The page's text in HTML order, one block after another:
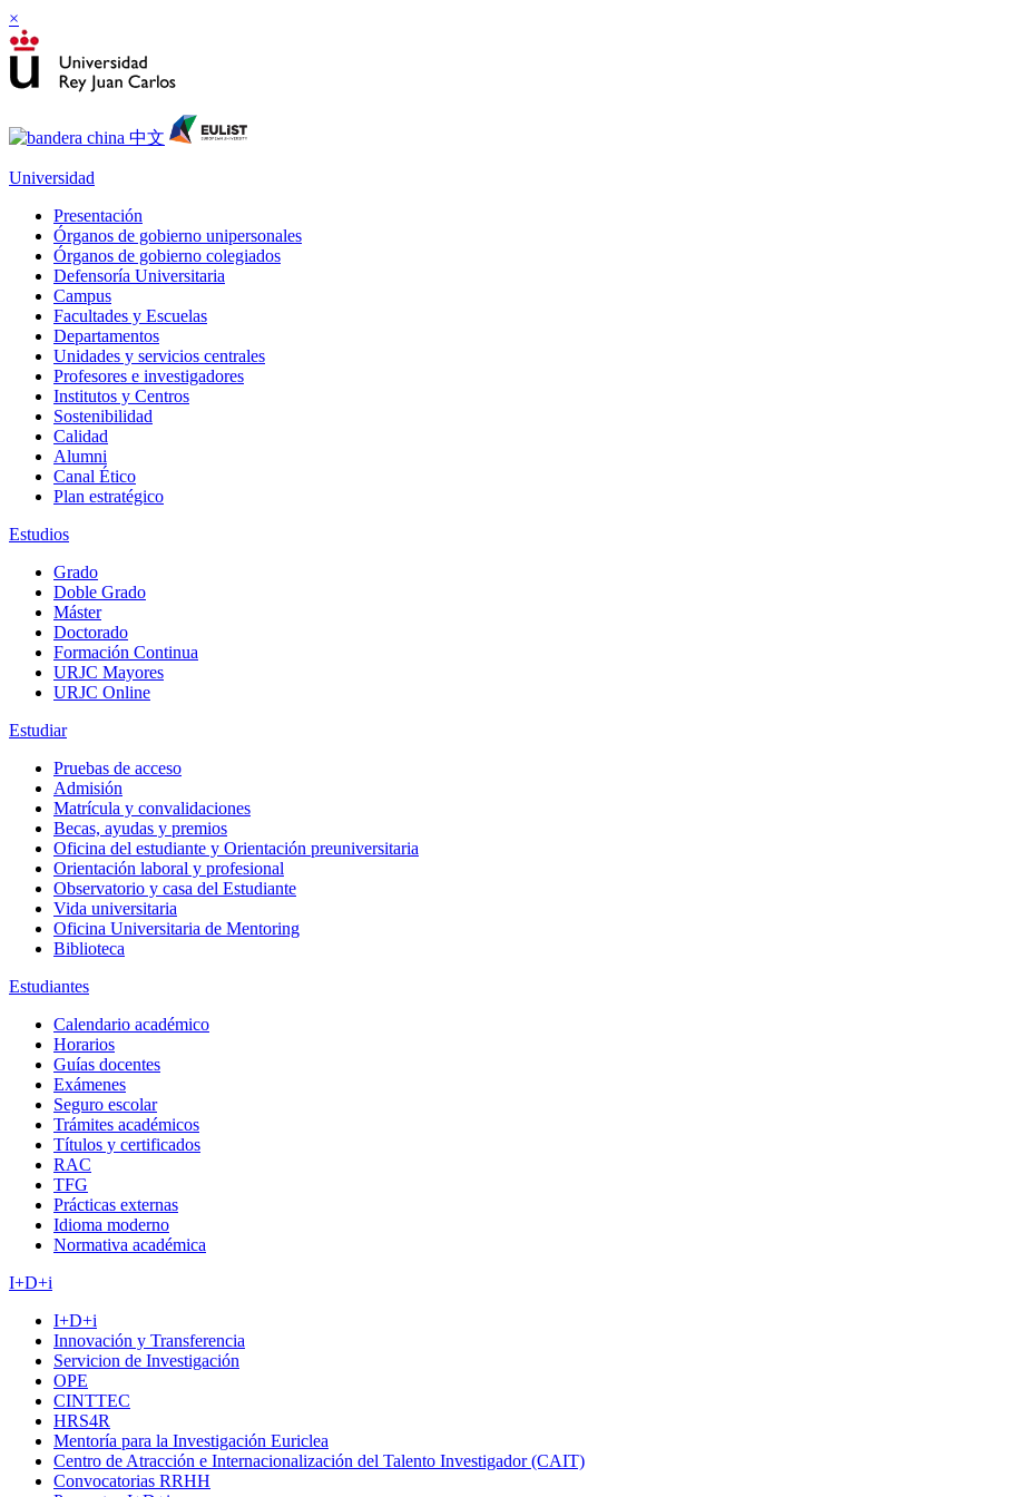
×
Universidad
Presentación
Órganos de gobierno unipersonales
Órganos de gobierno colegiados
Defensoría Universitaria
Campus
Facultades y Escuelas
Departamentos
Unidades y servicios centrales
Profesores e investigadores
Institutos y Centros
Sostenibilidad
Calidad
Alumni
Canal Ético
Plan estratégico
Estudios
Grado
Doble Grado
Máster
Doctorado
Formación Continua
URJC Mayores
URJC Online
Estudiar
Pruebas de acceso
Admisión
Matrícula y convalidaciones
Becas, ayudas y premios
Oficina del estudiante y Orientación preuniversitaria
Orientación laboral y profesional
Observatorio y casa del Estudiante
Vida universitaria
Oficina Universitaria de Mentoring
Biblioteca
Estudiantes
Calendario académico
Horarios
Guías docentes
Exámenes
Seguro escolar
Trámites académicos
Títulos y certificados
RAC
TFG
Prácticas externas
Idioma moderno
Normativa académica
I+D+i
I+D+i
Innovación y Transferencia
Servicion de Investigación
OPE
CINTTEC
HRS4R
Mentoría para la Investigación Euriclea
Centro de Atracción e Internacionalización del Talento Investigador (CAIT)
Convocatorias RRHH